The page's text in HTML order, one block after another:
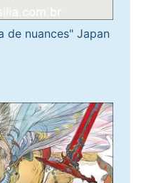
de nuances" Japan